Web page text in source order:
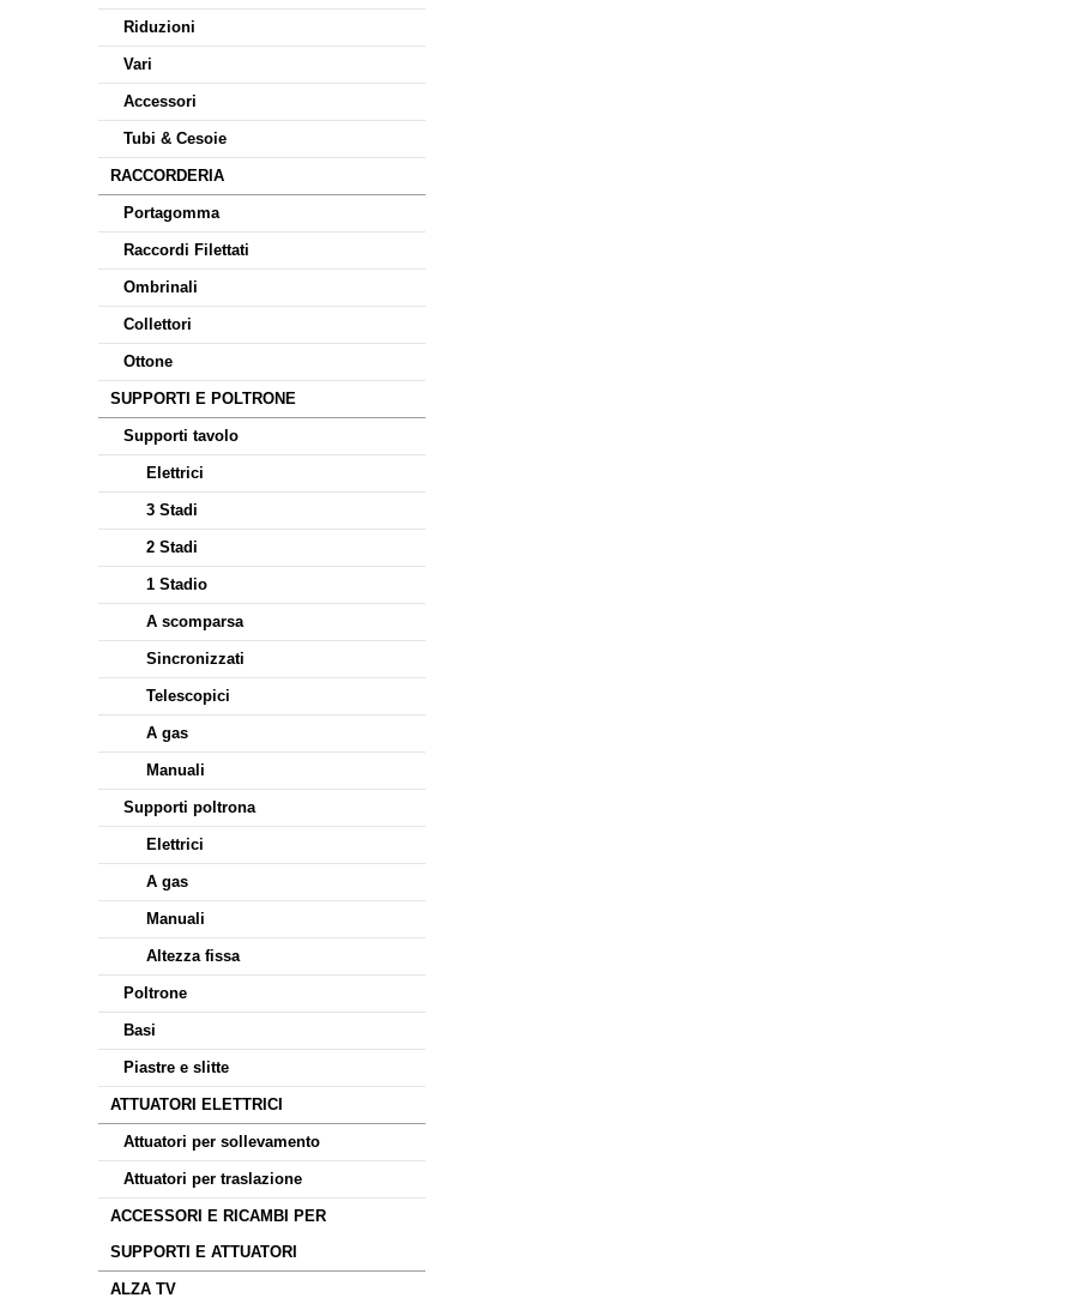
Riduzioni
Vari
Accessori
Tubi & Cesoie
RACCORDERIA
Portagomma
Raccordi Filettati
Ombrinali
Collettori
Ottone
SUPPORTI E POLTRONE
Supporti tavolo
Elettrici
3 Stadi
2 Stadi
1 Stadio
A scomparsa
Sincronizzati
Telescopici
A gas
Manuali
Supporti poltrona
Elettrici
A gas
Manuali
Altezza fissa
Poltrone
Basi
Piastre e slitte
ATTUATORI ELETTRICI
Attuatori per sollevamento
Attuatori per traslazione
ACCESSORI E RICAMBI PER
SUPPORTI E ATTUATORI
ALZA TV